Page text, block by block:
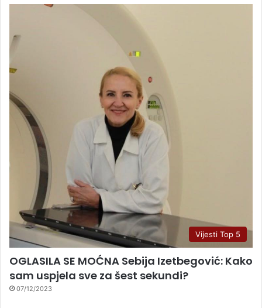
Vijesti Top 5
OGLASILA SE MOĆNA Sebija Izetbegović: Kako
sam uspjela sve za šest sekundi?
07/12/2023